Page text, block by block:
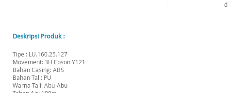
Deskripsi Produk :
Tipe : LU.160.25.127
Movement: 3H Epson Y121
Bahan Casing: ABS
Bahan Tali: PU
Warna Tali: Abu-Abu